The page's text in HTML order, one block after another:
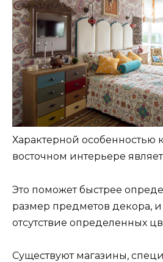
Характерной особенностью
восточном интерьере
Это поможет быстрее
размер предметов декора,
отсутствие определенных
Существуют магазины,